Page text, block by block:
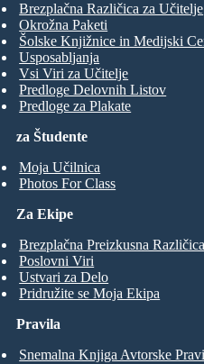
za Študente
Moja Učilnica
Photos For Class
Brezplačna Različica za Učitelje
Okrožna Paketi
Šolske Knjižnice in Medijski
Usposabljanja
Vsi Viri za Učitelje
Predloge Delovnih Listov
Predloge za Plakate
Za Ekipe
Brezplačna Preizkusna
Poslovni Viri
Ustvari za Delo
Pridružite se Moja Ekipa
Pravila
Snemalna Knjiga Avtorske